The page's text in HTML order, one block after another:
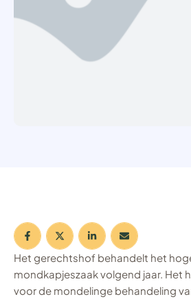
Het gerechtshof behandelt het
mondkapjeszaak volgend jaar. Het
voor de mondelinge behandeling